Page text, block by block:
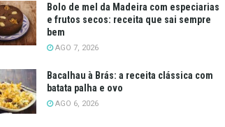
Bolo de mel da Madeira com especiarias
e frutos secos: receita que sai sempre
bem
AGO 7, 2026
Bacalhau à Brás: a receita clássica com
batata palha e ovo
AGO 6, 2026